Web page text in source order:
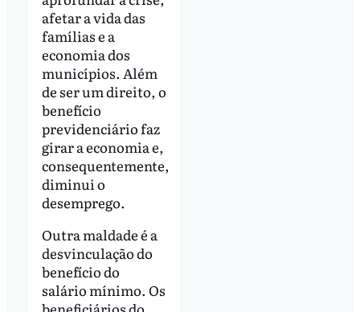
afetar a vida das
famílias e a
economia dos
municípios. Além
de ser um direito, o
benefício
previdenciário faz
girar a economia e,
consequentemente,
diminui o
desemprego.
Outra maldade é a
desvinculação do
benefício do
salário mínimo. Os